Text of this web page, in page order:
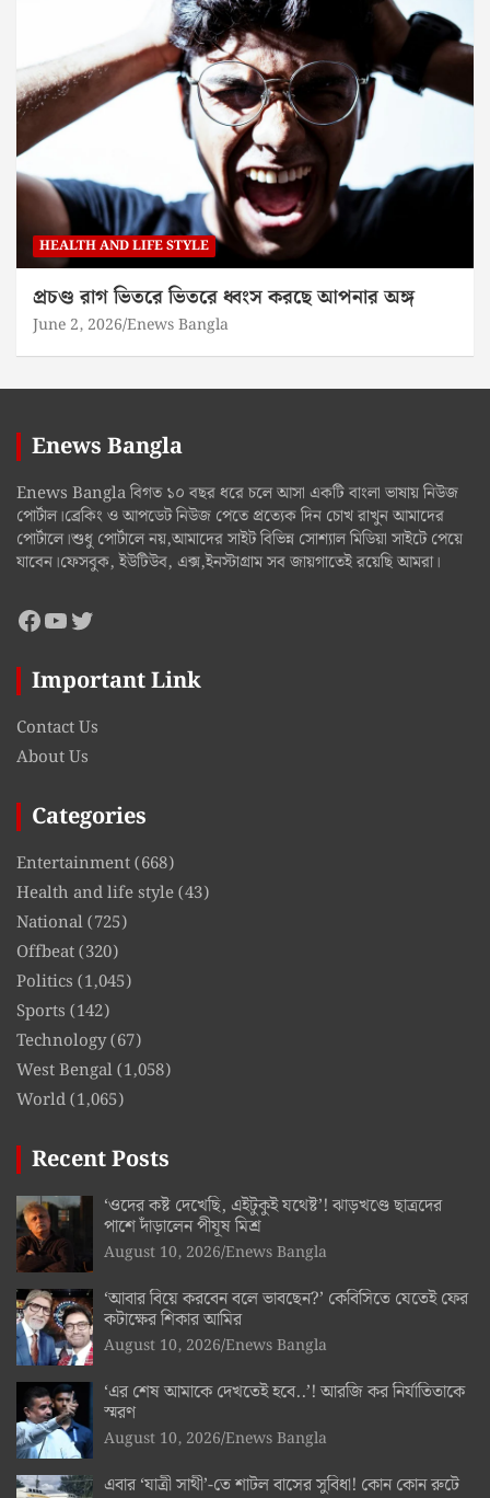
HEALTH AND LIFE STYLE
প্রচণ্ড রাগ ভিতরে ভিতরে ধ্বংস করছে আপনার অঙ্গ
June 2, 2026 Enews Bangla
Enews Bangla
Enews Bangla বিগত ১০ বছর ধরে চলে আসা একটি বাংলা ভাষায় নিউজ
পোর্টাল।ব্রেকিং ও আপডেট নিউজ পেতে প্রত্যেক দিন চোখ রাখুন আমাদের
পোর্টালে।শুধু পোর্টালে নয়,আমাদের সাইট বিভিন্ন সোশ্যাল মিডিয়া সাইটে পেয়ে
যাবেন।ফেসবুক, ইউটিউব, এক্স,ইনস্টাগ্রাম সব জায়গাতেই রয়েছি আমরা।
Facebook
YouTube
Twitter
Important Link
Contact Us
About Us
Categories
Entertainment(668)
Health and life style(43)
National(725)
Offbeat(320)
Politics (1,045)
Sports (142)
Technology(67)
West Bengal(1,058)
World(1,065)
Recent Posts
‘ওদের কষ্ট দেখেছি, এইটুকুই যথেষ্ট’! ঝাড়খণ্ডে ছাত্রদের
পাশে দাঁড়ালেন পীযূষ মিশ্র
August 10, 2026 Enews Bangla
‘আবার বিয়ে করবেন বলে ভাবছেন?’ কেবিসিতে যেতেই ফের
কটাক্ষের শিকার আমির
August 10, 2026 Enews Bangla
‘এর শেষ আমাকে দেখতেই হবে..’! আরজি কর নির্যাতিতাকে
স্মরণ
August 10, 2026 Enews Bangla
এবার ‘যাত্রী সাথী’-তে শাটল বাসের সুবিধা! কোন কোন রুটে